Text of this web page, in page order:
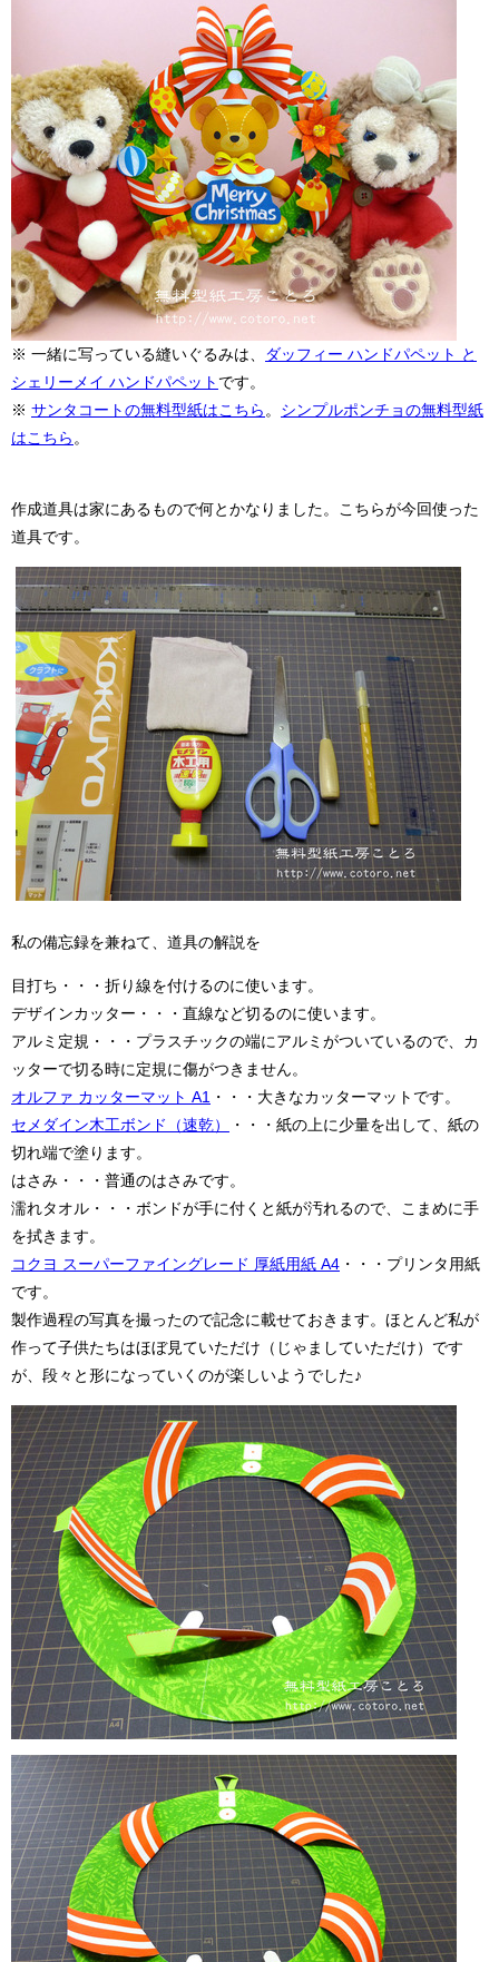
※ 一緒に写っている縫いぐるみは、
ダッフィー ハンドパペット と
シェリーメイ ハンドパペット です。
※ サンタコートの無料型紙はこちら 。 シンプルポンチョの無料型紙
はこちら 。
作成道具は家にあるもので何とかなりました。こちらが今回使った
道具です。
私の備忘録を兼ねて、道具の解説を
目打ち・・・折り線を付けるのに使います。
デザインカッター・・・直線など切るのに使います。
アルミ定規・・・プラスチックの端にアルミがついているので、カ
ッターで切る時に定規に傷がつきません。
オルファ カッターマット A1
・・・大きなカッターマットです。
セメダイン木工ボンド（速乾）
・・・紙の上に少量を出して、紙の
切れ端で塗ります。
はさみ・・・普通のはさみです。
濡れタオル・・・ボンドが手に付くと紙が汚れるので、こまめに手
を拭きます。
コクヨ スーパーファイングレード 厚紙用紙 A4 ・・・プリンタ用紙
です。
製作過程の写真を撮ったので記念に載せておきます。ほとんど私が
作って子供たちはほぼ見ていただけ（じゃましていただけ）です
が、段々と形になっていくのが楽しいようでした♪